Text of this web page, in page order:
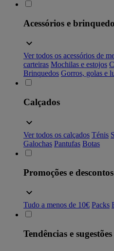
Acessórios e
Ver todos os acessórios de
carteiras Mochilas e estojos
Brinquedos Gorros, golas e
Calçados
Ver todos os calçados Ténis
Galochas Pantufas Botas
Promoções e descontos
Tudo a menos de 10€ Packs
Tendências e sugestões